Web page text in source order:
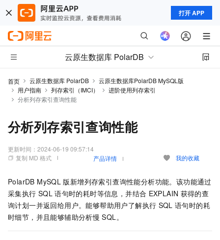
打开 APP
云原生数据库 PolarDB
首页 云原生数据库 PolarDB
云原生数据库PolarDB MySQL版
用户指南
列存索引（IMCI）
进阶使用列存索引
分析列存索引查询性能
分析列存索引查询性能
更新时间： 2024-06-19 09:57:14
复制 MD 格式
产品详情 我的收藏
PolarDB MySQL 版新增列存索引查询性能分析功能。该功能通过
采集执行 SQL 语句时的耗时等信息，并结合 EXPLAIN 获得的查
询计划一并返回给用户。能够帮助用户了解执行 SQL 语句时的耗
时细节，并且能够辅助分析慢 SQL。